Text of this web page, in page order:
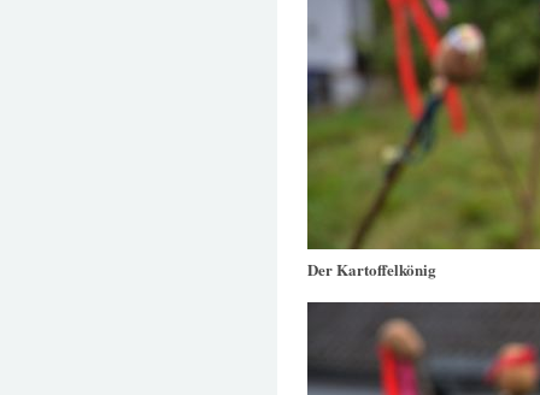
Der Kartoffelkönig